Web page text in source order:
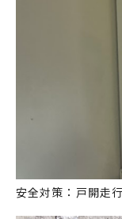
安全対策：戸開走